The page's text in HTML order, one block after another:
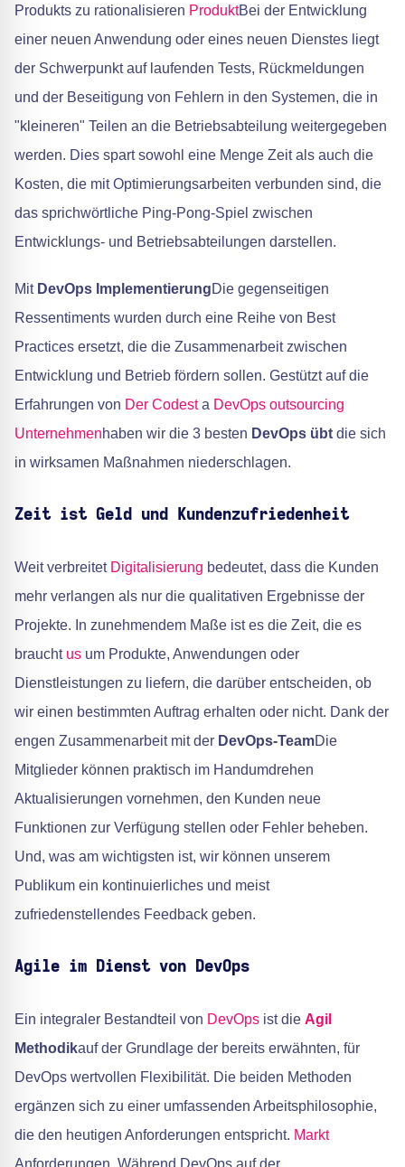
Produkts zu rationalisieren ProduktBei der Entwicklung
einer neuen Anwendung oder eines neuen Dienstes liegt
der Schwerpunkt auf laufenden Tests, Rückmeldungen
und der Beseitigung von Fehlern in den Systemen, die in
"kleineren" Teilen an die Betriebsabteilung weitergegeben
werden. Dies spart sowohl eine Menge Zeit als auch die
Kosten, die mit Optimierungsarbeiten verbunden sind, die
das sprichwörtliche Ping-Pong-Spiel zwischen
Entwicklungs- und Betriebsabteilungen darstellen.
Mit DevOps ImplementierungDie gegenseitigen
Ressentiments wurden durch eine Reihe von Best
Practices ersetzt, die die Zusammenarbeit zwischen
Entwicklung und Betrieb fördern sollen. Gestützt auf die
Erfahrungen von Der Codesta DevOps outsourcing
Unternehmenhaben wir die 3 besten DevOps übt die sich
in wirksamen Maßnahmen niederschlagen.
Zeit ist Geld und Kundenzufriedenheit
Weit verbreitet Digitalisierung bedeutet, dass die Kunden
mehr verlangen als nur die qualitativen Ergebnisse der
Projekte. In zunehmendem Maße ist es die Zeit, die es
braucht us um Produkte, Anwendungen oder
Dienstleistungen zu liefern, die darüber entscheiden, ob
wir einen bestimmten Auftrag erhalten oder nicht. Dank der
engen Zusammenarbeit mit der DevOps-TeamDie
Mitglieder können praktisch im Handumdrehen
Aktualisierungen vornehmen, den Kunden neue
Funktionen zur Verfügung stellen oder Fehler beheben.
Und, was am wichtigsten ist, wir können unserem
Publikum ein kontinuierliches und meist
zufriedenstellendes Feedback geben.
Agile im Dienst von DevOps
Ein integraler Bestandteil von DevOps ist die Agil
Methodikauf der Grundlage der bereits erwähnten, für
DevOps wertvollen Flexibilität. Die beiden Methoden
ergänzen sich zu einer umfassenden Arbeitsphilosophie,
die den heutigen Anforderungen entspricht. Markt
Anforderungen. Während DevOps auf der